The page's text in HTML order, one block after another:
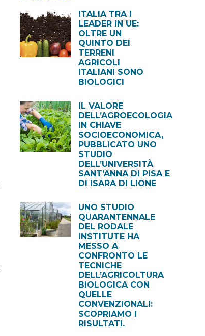
ITALIA TRA I
LEADER IN UE:
OLTRE UN
QUINTO DEI
TERRENI
AGRICOLI
ITALIANI SONO
BIOLOGICI
IL VALORE
DELL’AGROECOLOGIA
IN CHIAVE
SOCIOECONOMICA,
PUBBLICATO UNO
STUDIO
DELL’UNIVERSITÀ
SANT’ANNA DI PISA E
DI ISARA DI LIONE
UNO STUDIO
QUARANTENNALE
DEL RODALE
INSTITUTE HA
MESSO A
CONFRONTO LE
TECNICHE
DELL’AGRICOLTURA
BIOLOGICA CON
QUELLE
CONVENZIONALI:
SCOPRIAMO I
RISULTATI.